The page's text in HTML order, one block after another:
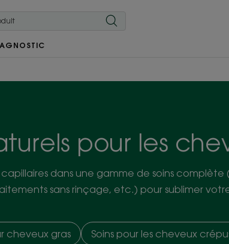
pour les
dans une gamme de soins complète
sans rinçage, etc.) pour sublimer
cheveux gras
Soins pour les cheveux